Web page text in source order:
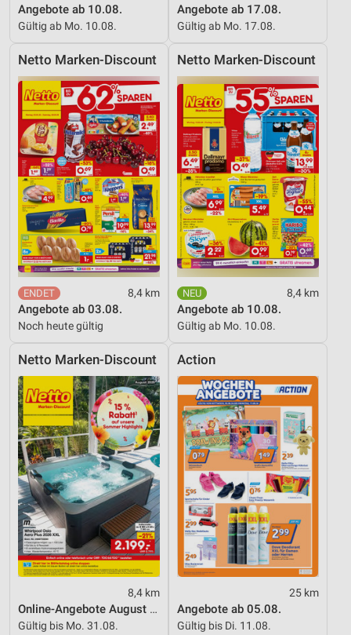
Angebote ab 10.08.
Gültig ab Mo. 10.08.
Angebote ab 17.08.
Gültig ab Mo. 17.08.
Netto Marken-Discount
8,4 km
Angebote ab 03.08.
Noch heute gültig
Netto Marken-Discount
8,4 km
Angebote ab 10.08.
Gültig ab Mo. 10.08.
Netto Marken-Discount
8,4 km
Online-Angebote August 2026
Gültig bis Mo. 31.08.
Action
25 km
Angebote ab 05.08.
Gültig bis Di. 11.08.